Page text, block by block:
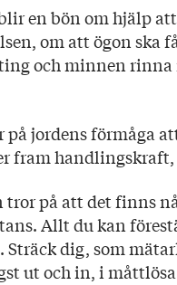
en bön om hjälp
om att ögon ska
och minnen
på jordens förmåga
fram
tror på att det finns
Allt du kan
Sträck dig, som
ut och in, i